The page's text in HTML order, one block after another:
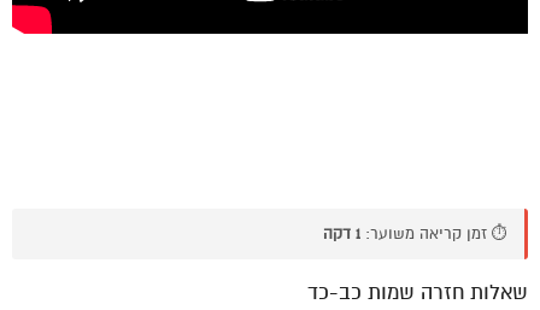
⏱️ זמן קריאה משוער: 1 דקה
שאלות חזרה שמות כב-כד